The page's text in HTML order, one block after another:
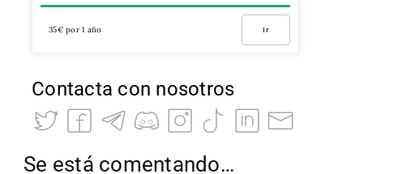
35€ por 1 año Ir
Contacta con nosotros
Se está comentando…